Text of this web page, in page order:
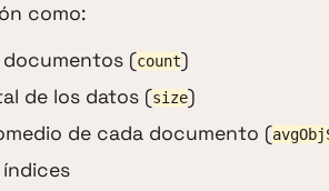
como:
documentos (count)
de los datos (size)
de cada documento (